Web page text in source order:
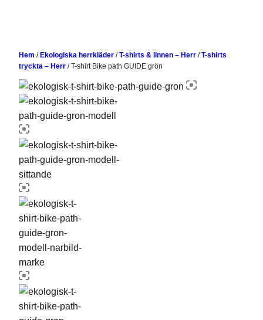
Hem / Ekologiska herrkläder /T-shirts & linnen – Herr /T-shirts
tryckta – Herr /T-shirt Bike path GUIDE grön